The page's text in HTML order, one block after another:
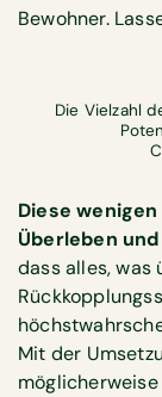
Bewohner.
Die Vielzahl
Diese
Überleben
dass alles, was
Mit der